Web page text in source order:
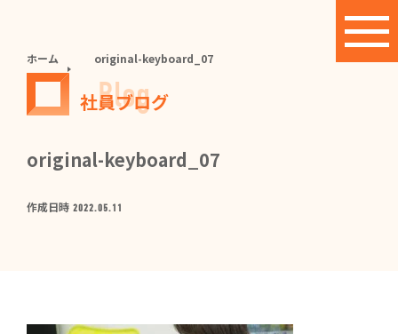
ホーム original-keyboard_07
Blog
社員ブログ
original-keyboard_07
作成日時 2022.05.11